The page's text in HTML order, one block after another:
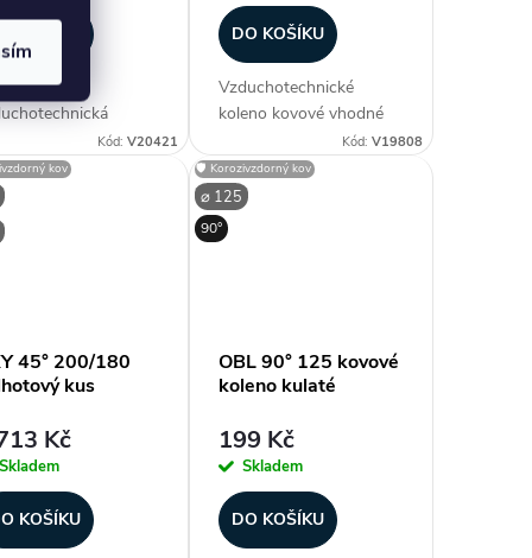
kus,
- ⌀ 160 / ⌀
mm (průměr),
pozink. ocel, bez
úhel rozpětí 45°,
rozpětí nohavic,
Kód:V20421
DO KOŠÍKU
Vzduchotechnické
koleno kovové vhodné
ke spiro potrubí, obvykle
do rozměru 200
provedení lisované, vyšší
průměry segmentové.
Vyrobeno z
Kód: V19808
kov
45° 200/180
kus
Kč
Skladem
KOŠÍKU
⌀ 125
🛡️ Korozivzdorný kov
90°
OBL 90° 125 kovové
koleno kulaté
199 Kč
Skladem
DO KOŠÍKU